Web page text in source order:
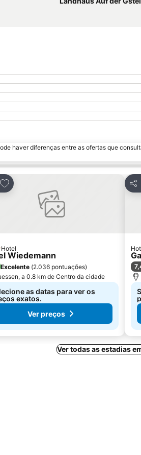
haver diferenças entre as ofertas que
Adicionar aos favoritos
Hotel
Wiedemann
Excelente (2.036 pontuações)
a 0.8 km de Centro da cidade
as datas para ver os
exatos.
Ver preços
Ver todas as estadias